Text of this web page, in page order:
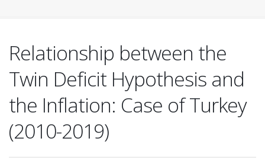
Relationship between the
Twin Deficit Hypothesis and
the Inflation: Case of Turkey
(2010-2019)